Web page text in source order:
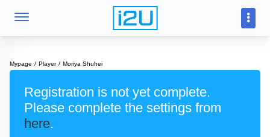
Mypage Player Moriya Shuhei
Registration is not yet complete.
Please complete the settings from
here.